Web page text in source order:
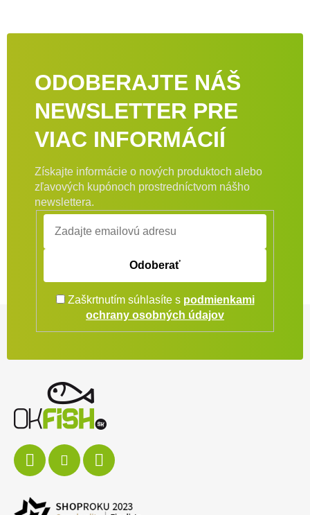
ODOBERAJTE NÁŠ
NEWSLETTER PRE
VIAC INFORMÁCIÍ
Získajte informácie o nových produktoch alebo
zľavových kupónoch prostredníctvom nášho
newslettera.
Odoberať
Zaškrtnutím súhlasíte s podmienkami
ochrany osobných údajov